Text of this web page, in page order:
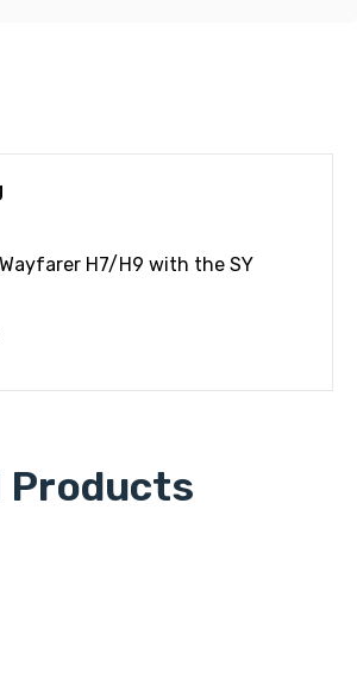
H7/H9 with the SY
Products